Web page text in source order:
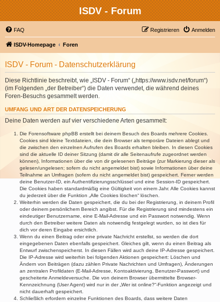
ISDV - Forum
FAQ Anmelden
Registrieren
ISDV-Homepage Foren
ISDV - Forum - Datenschutzerklärung
Diese Richtlinie beschreibt, wie „ISDV - Forum“ („https://www.isdv.net/forum“)
(im Folgenden „der Betreiber“) die Daten verwendet, die während deines
Foren-Besuchs gesammelt werden.
UMFANG UND ART DER DATENSPEICHERUNG
Deine Daten werden auf vier verschiedene Arten gesammelt:
Die Forensoftware phpBB erstellt bei deinem Besuch des Boards mehrere Cookies.
Cookies sind kleine Textdateien, die dein Browser als temporäre Dateien ablegt und
die zwischen den einzelnen Aufrufen des Boards erhalten bleiben. In diesen Cookies
sind die aktuelle ID deiner Sitzung (damit dir alle Seitenaufrufe zugeordnet werden
können), Informationen über die von dir gelesenen Beiträge (zur Markierung dieser als
gelesen/ungelesen; sofern du nicht angemeldet bist) sowie Informationen über deine
Teilnahme an Umfragen (sofern du nicht angemeldet bist) gespeichert. Ferner werden
deine Benutzer-ID, ein Authentifizierungsschlüssel und eine Session-ID gespeichert.
Die Cookies haben standardmäßig eine Gültigkeit von einem Jahr. Alle Cookies kannst
du jederzeit über die Funktion „Alle Cookies löschen“ löschen.
Weiterhin werden die Daten gespeichert, die du bei der Registrierung, in deinem Profil
oder deinem persönlichem Bereich angibst. Für die Registrierung sind mindestens ein
eindeutiger Benutzername, eine E-Mail-Adresse und ein Passwort notwendig. Wenn
durch den Betreiber weitere Daten als notwendig festgelegt wurden, so ist dies für
dich vor deren Eingabe ersichtlich.
Wenn du einen Beitrag oder eine private Nachricht erstellst, so werden die dort
eingegebenen Daten ebenfalls gespeichert. Gleiches gilt, wenn du einen Beitrag als
Entwurf zwischenspeicherst. In diesen Fällen wird auch deine IP-Adresse gespeichert.
Die IP-Adresse wird weiterhin bei folgenden Aktionen gespeichert: Löschen und
Ändern von Beiträgen (dazu zählen Private Nachrichten und Umfragen), Änderungen
an zentralen Profildaten (E-Mail-Adresse, Kontoaktivierung, Benutzer-Passwort) und
gescheiterte Anmeldeversuche. Die von deinem Browser übermittelte Browser-
Kennzeichnung (User Agent) wird nur in der „Wer ist online?“-Funktion angezeigt und
nicht dauerhaft gespeichert.
Schließlich erfordern einzelne Funktionen des Boards, dass weitere Daten